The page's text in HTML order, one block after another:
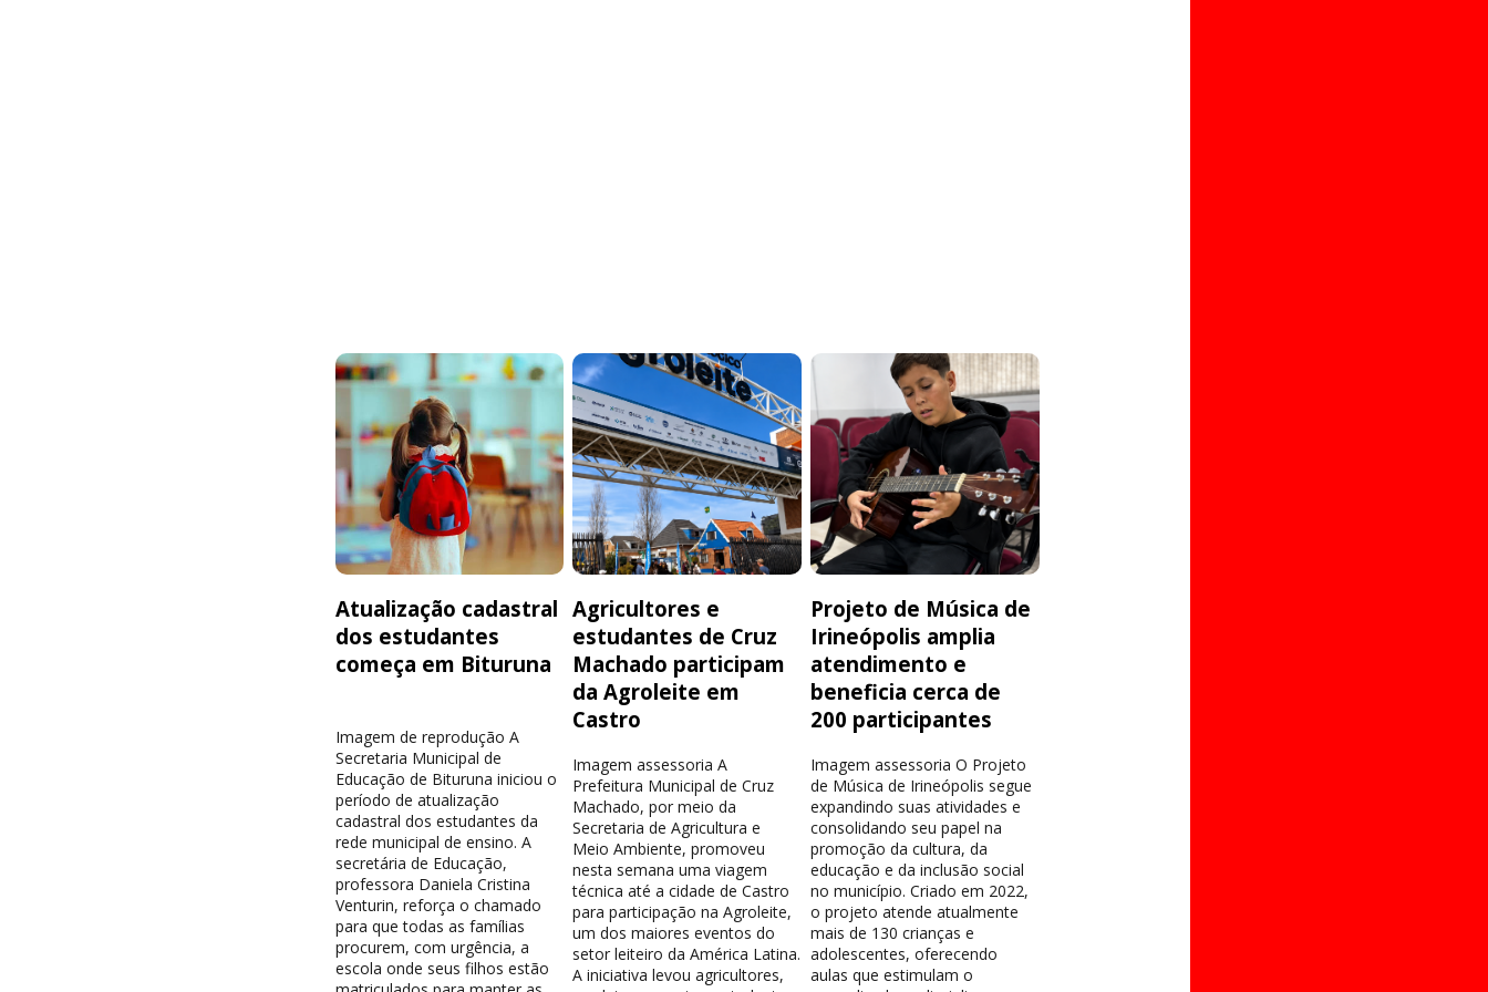
Atualização cadastral
dos estudantes
começa em Bituruna
Imagem de reprodução A
Secretaria Municipal de
Educação de Bituruna iniciou o
período de atualização
cadastral dos estudantes da
rede municipal de ensino. A
secretária de Educação,
professora Daniela Cristina
Venturin, reforça o chamado
para que todas as famílias
procurem, com urgência, a
escola onde seus filhos estão
Agricultores e
estudantes de Cruz
Machado participam
da Agroleite em
Castro
Imagem assessoria A
Prefeitura Municipal de Cruz
Machado, por meio da
Secretaria de Agricultura e
Meio Ambiente, promoveu
nesta semana uma viagem
técnica até a cidade de Castro
para participação na Agroleite,
um dos maiores eventos do
setor leiteiro da América Latina.
A iniciativa levou agricultores,
Projeto de Música de
Irineópolis amplia
atendimento e
beneficia cerca de
200 participantes
Imagem assessoria O Projeto
de Música de Irineópolis segue
expandindo suas atividades e
consolidando seu papel na
promoção da cultura, da
educação e da inclusão social
no município. Criado em 2022,
o projeto atende atualmente
mais de 130 crianças e
adolescentes, oferecendo
aulas que estimulam o